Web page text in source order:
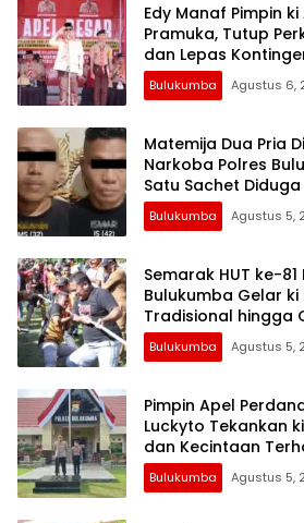
Edy Manaf Pimpin
Pramuka, Tutup
dan Lepas
Bulukumba Agustus 6,
Matemija Dua Pria
Narkoba Polres
Satu Sachet Diduga
Bulukumba Agustus 5,
Semarak HUT ke-81
Bulukumba Gelar
Tradisional hingga
Bulukumba Agustus 5,
Pimpin Apel
Luckyto Tekankan
dan Kecintaan
Bulukumba Agustus 5,